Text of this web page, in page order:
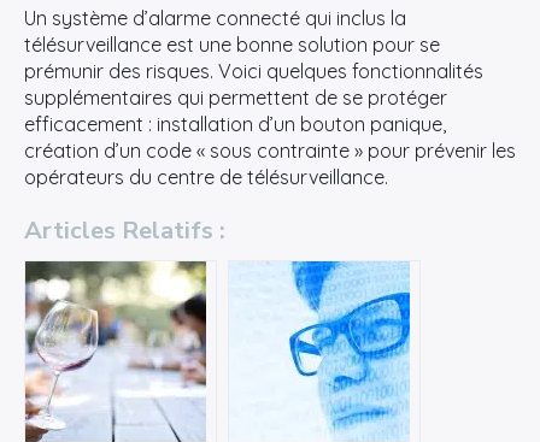
Un système d’alarme connecté qui inclus la
télésurveillance est une bonne solution pour se
prémunir des risques. Voici quelques fonctionnalités
supplémentaires qui permettent de se protéger
efficacement : installation d’un bouton panique,
création d’un code « sous contrainte » pour prévenir les
opérateurs du centre de télésurveillance.
Articles Relatifs :
Rechercher
: